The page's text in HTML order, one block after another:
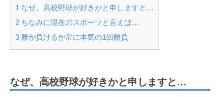
1 なぜ、高校野球が好きかと申しますと…
2 ちなみに現在のスポーツと言えば…
3 勝か負けるか常に本気の1回勝負
なぜ、高校野球が好きかと申しますと…